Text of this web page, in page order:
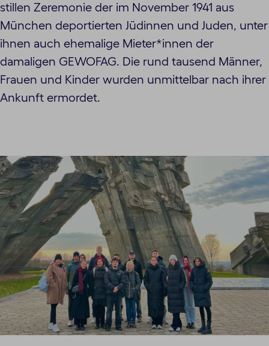
stillen Zeremonie der im November 1941 aus
München deportierten Jüdinnen und Juden, unter
ihnen auch ehemalige Mieter*innen der
damaligen GEWOFAG. Die rund tausend Männer,
Frauen und Kinder wurden unmittelbar nach ihrer
Ankunft ermordet.